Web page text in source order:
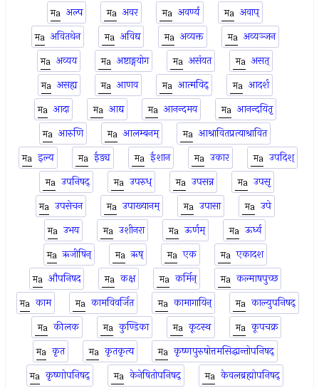
अल्प
अवर अवर्ण्य
अवाप्
अवितथेन
अविद्य अव्यक्त
अव्यञ्जन
अव्यय
अष्टाङ्गयोग असंयत
असत्
असह्य
आणव आत्मविद्
आदर्श
आदा
आद्य आनन्दमय
आनन्दयितृ
आरुणि
आलम्बनम्
आश्रावितप्रत्याश्रावित
इल्य
ईड्य ईशान उकार
उपदिश्
उपनिषद्
उपरुध् उपसन्न
उपसृ
उपसेचन
उपाख्यानम् उपासा
उपे
उभय
उशीनरा ऊर्णम्
ऊर्ध्व
ऋजीषिन्
ऋष् एक
एकादश
औपनिषद
कक्ष कर्मिन्
कल्माषपुच्छ
काम
कामविवर्जित कामागायिन्
काल्युपनिषद्
कीलक
कुण्डिका कूटस्थ
कूपचक्र
कृत
कृतकृत्य
कृष्णपुरुषोत्तमसिद्धान्तोपनिषद्
कृष्णोपनिषद्
केनेषितोपनिषद्
केवलब्रह्मोपनिषद्